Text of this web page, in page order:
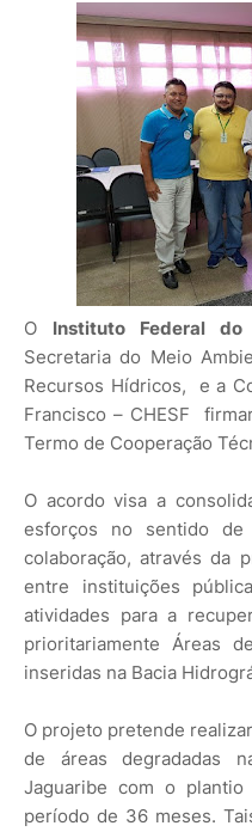
O Instituto Federal do
Secretaria do Meio
Recursos Hídricos, e a
Francisco – CHESF
Termo de Cooperação
O acordo visa a
esforços no sentido
colaboração, através da
entre instituições
atividades para a
prioritariamente Áreas
inseridas na Bacia
O projeto pretende
de áreas degradadas
Jaguaribe com o
período de 36 meses.